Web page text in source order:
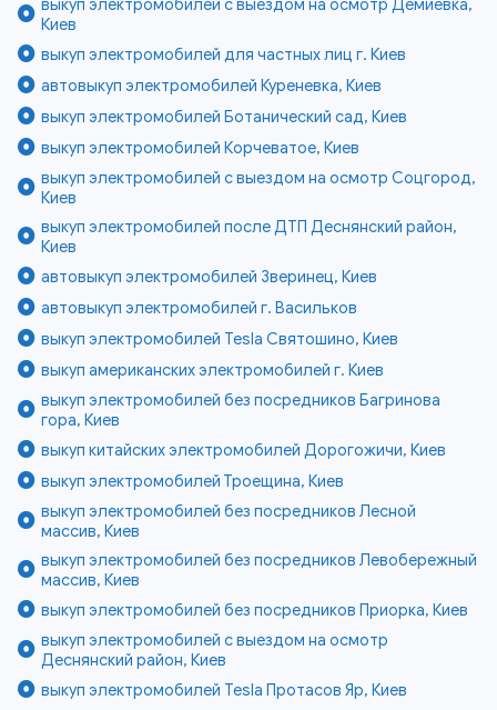
выкуп электромобилей с выездом на осмотр Демиевка,
Киев
выкуп электромобилей для частных лиц г. Киев
автовыкуп электромобилей Куреневка, Киев
выкуп электромобилей Ботанический сад, Киев
выкуп электромобилей Корчеватое, Киев
выкуп электромобилей с выездом на осмотр Соцгород,
Киев
выкуп электромобилей после ДТП Деснянский район,
Киев
автовыкуп электромобилей Зверинец, Киев
автовыкуп электромобилей г. Васильков
выкуп электромобилей Tesla Святошино, Киев
выкуп американских электромобилей г. Киев
выкуп электромобилей без посредников Багринова
гора, Киев
выкуп китайских электромобилей Дорогожичи, Киев
выкуп электромобилей Троещина, Киев
выкуп электромобилей без посредников Лесной
массив, Киев
выкуп электромобилей без посредников Левобережный
массив, Киев
выкуп электромобилей без посредников Приорка, Киев
выкуп электромобилей с выездом на осмотр
Деснянский район, Киев
выкуп электромобилей Tesla Протасов Яр, Киев